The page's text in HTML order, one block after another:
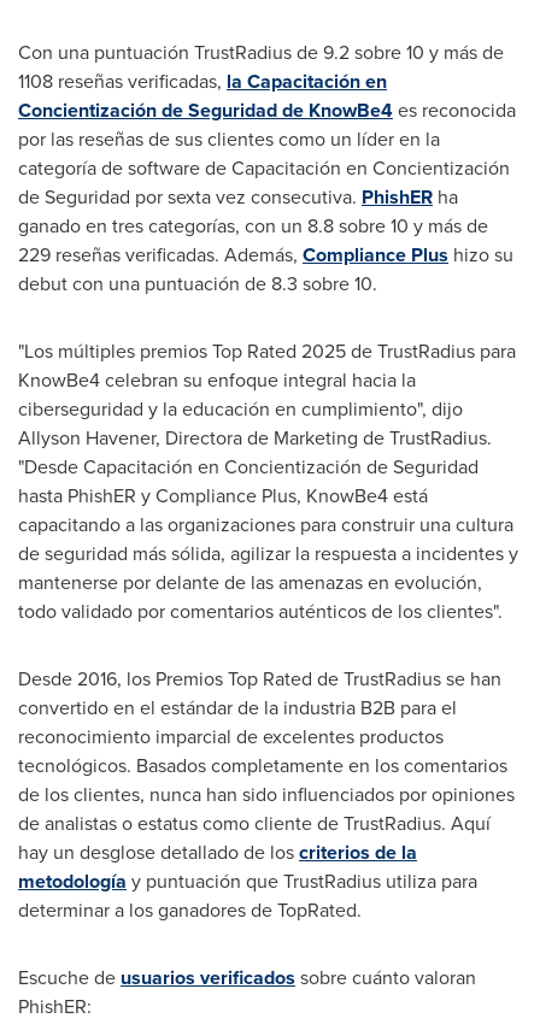
Con una puntuación TrustRadius de 9.2 sobre 10 y más de
1108 reseñas verificadas, la Capacitación en
Concientización de Seguridad de KnowBe4es reconocida
por las reseñas de sus clientes como un líder en la
categoría de software de Capacitación en Concientización
de Seguridad por sexta vez consecutiva. PhishER ha
ganado en tres categorías, con un 8.8 sobre 10 y más de
229 reseñas verificadas. Además, Compliance Plus hizo su
debut con una puntuación de 8.3 sobre 10.
"Los múltiples premios Top Rated 2025 de TrustRadius para
KnowBe4 celebran su enfoque integral hacia la
ciberseguridad y la educación en cumplimiento", dijo
Allyson Havener, Directora de Marketing de TrustRadius.
"Desde Capacitación en Concientización de Seguridad
hasta PhishER y Compliance Plus, KnowBe4 está
capacitando a las organizaciones para construir una cultura
de seguridad más sólida, agilizar la respuesta a incidentes y
mantenerse por delante de las amenazas en evolución,
todo validado por comentarios auténticos de los clientes".
Desde 2016, los Premios Top Rated de TrustRadius se han
convertido en el estándar de la industria B2B para el
reconocimiento imparcial de excelentes productos
tecnológicos. Basados completamente en los comentarios
de los clientes, nunca han sido influenciados por opiniones
de analistas o estatus como cliente de TrustRadius. Aquí
hay un desglose detallado de loscriterios de la
metodología y puntuación que TrustRadius utiliza para
determinar a los ganadores de TopRated.
Escuche de usuarios verificados sobre cuánto valoran
PhishER: